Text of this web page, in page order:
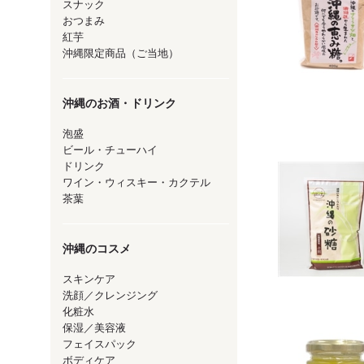
スナック
おつまみ
紅芋
沖縄限定商品（ご当地）
沖縄のお酒・ドリンク
泡盛
ビール・チューハイ
ドリンク
ワイン・ウィスキー・カクテル
茶葉
沖縄のコスメ
スキンケア
洗顔／クレンジング
化粧水
保湿／美容液
フェイスパック
ボディケア